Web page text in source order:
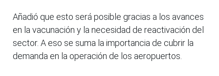
Añadió que esto será posible gracias a los avances
en la vacunación y la necesidad de reactivación del
sector. A eso se suma la importancia de cubrir la
demanda en la operación de los aeropuertos.